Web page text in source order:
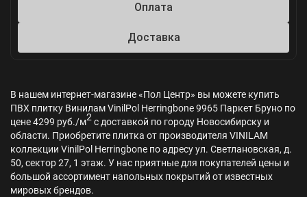
Оплата
Доставка
В нашем интернет-магазине «Пол Центр» вы можете купить
ПВХ плитку Винилам VinilPol Herringbone 9965 Паркет Бруно по
цене 4299 руб./м2с доставкой по городу Новосибирску и
области. Приобретите плитка от производителя VINILAM
коллекции VinilPol Herringbone по адресу ул. Светлановская, д.
50, сектор 27, 1 этаж. У нас приятные для покупателей цены и
большой ассортимент напольных покрытий от известных
мировых брендов.